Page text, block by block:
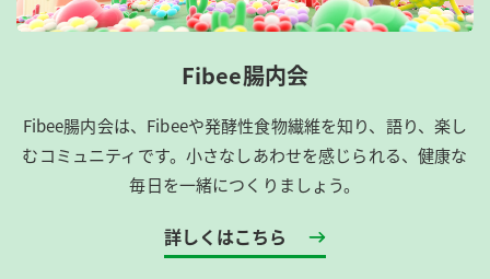
Fibee腸内会
Fibee腸内会は、​Fibeeや発酵性食物繊維を知り、語り、楽し
むコミュニティです。​小さなしあわせを感じられる、健康な
毎日を一緒につくりましょう。
詳しくはこちら